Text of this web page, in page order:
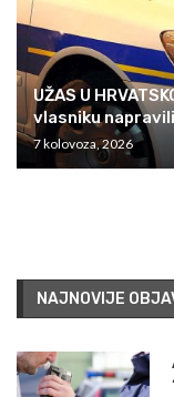
UŽAS U
vlasniku
7 kolovoza, 2026
NAJNOVIJE